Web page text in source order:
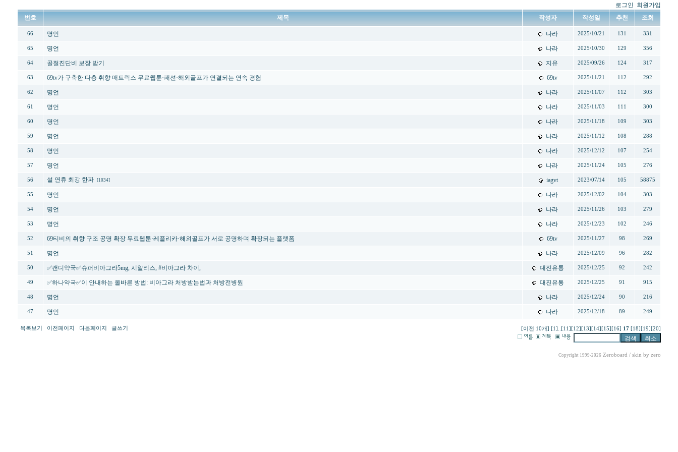
로그인 회원가입
번호
제목 작성자 작성일 추천 조회
66 명언 나라 2025/10/21 131 331
65 명언 나라 2025/10/30 129 356
64 골절진단비 보장 받기 지유 2025/09/26 124 317
63 69tv가 구축한 다층 취향 매트릭스 무료웹툰·패션·해외골프가 연결되는 연속 경험 69tv 2025/11/21 112 292
62 명언 나라 2025/11/07 112 303
61 명언 나라 2025/11/03 111 300
60 명언 나라 2025/11/18 109 303
59 명언 나라 2025/11/12 108 288
58 명언 나라 2025/12/12 107 254
57 명언 나라 2025/11/24 105 276
56 설 연휴 최강 한파 [1034] iagvt 2023/07/14 105 58875
55 명언 나라 2025/12/02 104 303
54 명언 나라 2025/11/26 103 279
53 명언 나라 2025/12/23 102 246
52 69티비의 취향 구조 공명 확장 무료웹툰·레플리카·해외골프가 서로 공명하며 확장되는 플랫폼 69tv 2025/11/27 98 269
51 명언 나라 2025/12/09 96 282
50 ✅캔디약국✅슈퍼비아그라5mg, 시알리스, #비아그라 차이, 대진유통 2025/12/25 92 242
49 ✅하나약국✅이 안내하는 올바른 방법: 비아그라 처방받는법과 처방전병원 대진유통 2025/12/25 91 915
48 명언 나라 2025/12/24 90 216
47 명언 나라 2025/12/18 89 249
목록보기 이전페이지 다음페이지 글쓰기 [이전 10개] [1] [11] [12] [13] [14] [15] [16] 17 [18] [19] [20]
Copyright 1999-2026 Zeroboard / skin by zero